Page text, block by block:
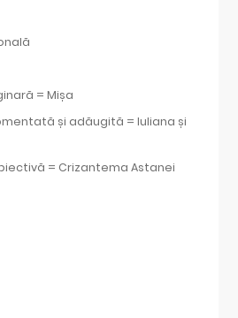
= Mișa
și adăugită = Iuliana și
= Crizantema Astanei